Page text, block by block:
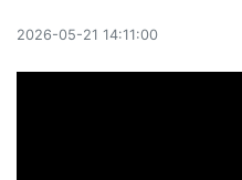
2026-05-21 14:11:00